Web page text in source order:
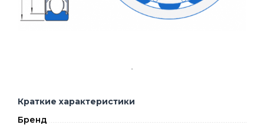
Краткие характеристики
Бренд